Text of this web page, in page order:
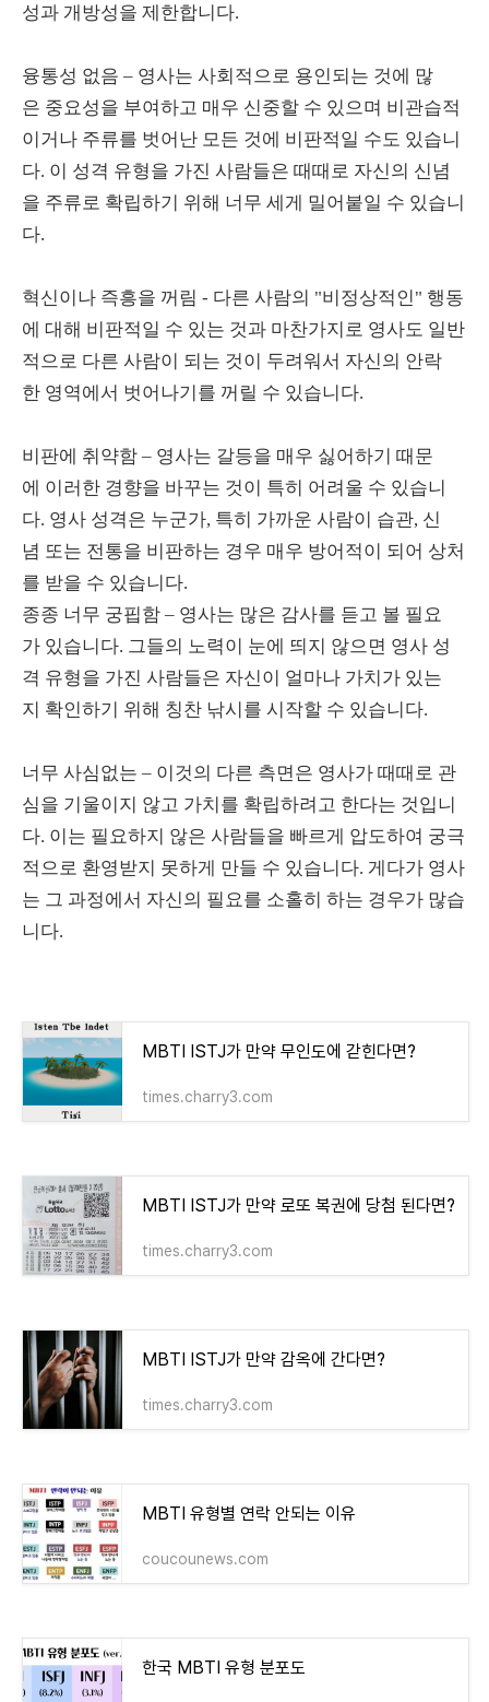
성과 개방성을 제한합니다.
융통성 없음 – 영사는 사회적으로 용인되는 것에 많
은 중요성을 부여하고 매우 신중할 수 있으며 비관습적
이거나 주류를 벗어난 모든 것에 비판적일 수도 있습니
다. 이 성격 유형을 가진 사람들은 때때로 자신의 신념
을 주류로 확립하기 위해 너무 세게 밀어붙일 수 있습니
다.
혁신이나 즉흥을 꺼림 - 다른 사람의 "비정상적인" 행동
에 대해 비판적일 수 있는 것과 마찬가지로 영사도 일반
적으로 다른 사람이 되는 것이 두려워서 자신의 안락
한 영역에서 벗어나기를 꺼릴 수 있습니다.
비판에 취약함 – 영사는 갈등을 매우 싫어하기 때문
에 이러한 경향을 바꾸는 것이 특히 어려울 수 있습니
다. 영사 성격은 누군가, 특히 가까운 사람이 습관, 신
념 또는 전통을 비판하는 경우 매우 방어적이 되어 상처
를 받을 수 있습니다.
종종 너무 궁핍함 – 영사는 많은 감사를 듣고 볼 필요
가 있습니다. 그들의 노력이 눈에 띄지 않으면 영사 성
격 유형을 가진 사람들은 자신이 얼마나 가치가 있는
지 확인하기 위해 칭찬 낚시를 시작할 수 있습니다.
너무 사심없는 – 이것의 다른 측면은 영사가 때때로 관
심을 기울이지 않고 가치를 확립하려고 한다는 것입니
다. 이는 필요하지 않은 사람들을 빠르게 압도하여 궁극
적으로 환영받지 못하게 만들 수 있습니다. 게다가 영사
는 그 과정에서 자신의 필요를 소홀히 하는 경우가 많습
니다.
MBTI ISTJ가 만약 무인도에 갇힌다면?
times.charry3.com
MBTI ISTJ가 만약 로또 복권에 당첨 된다면?
times.charry3.com
MBTI ISTJ가 만약 감옥에 간다면?
times.charry3.com
MBTI 유형별 연락 안되는 이유
coucounews.com
한국 MBTI 유형 분포도